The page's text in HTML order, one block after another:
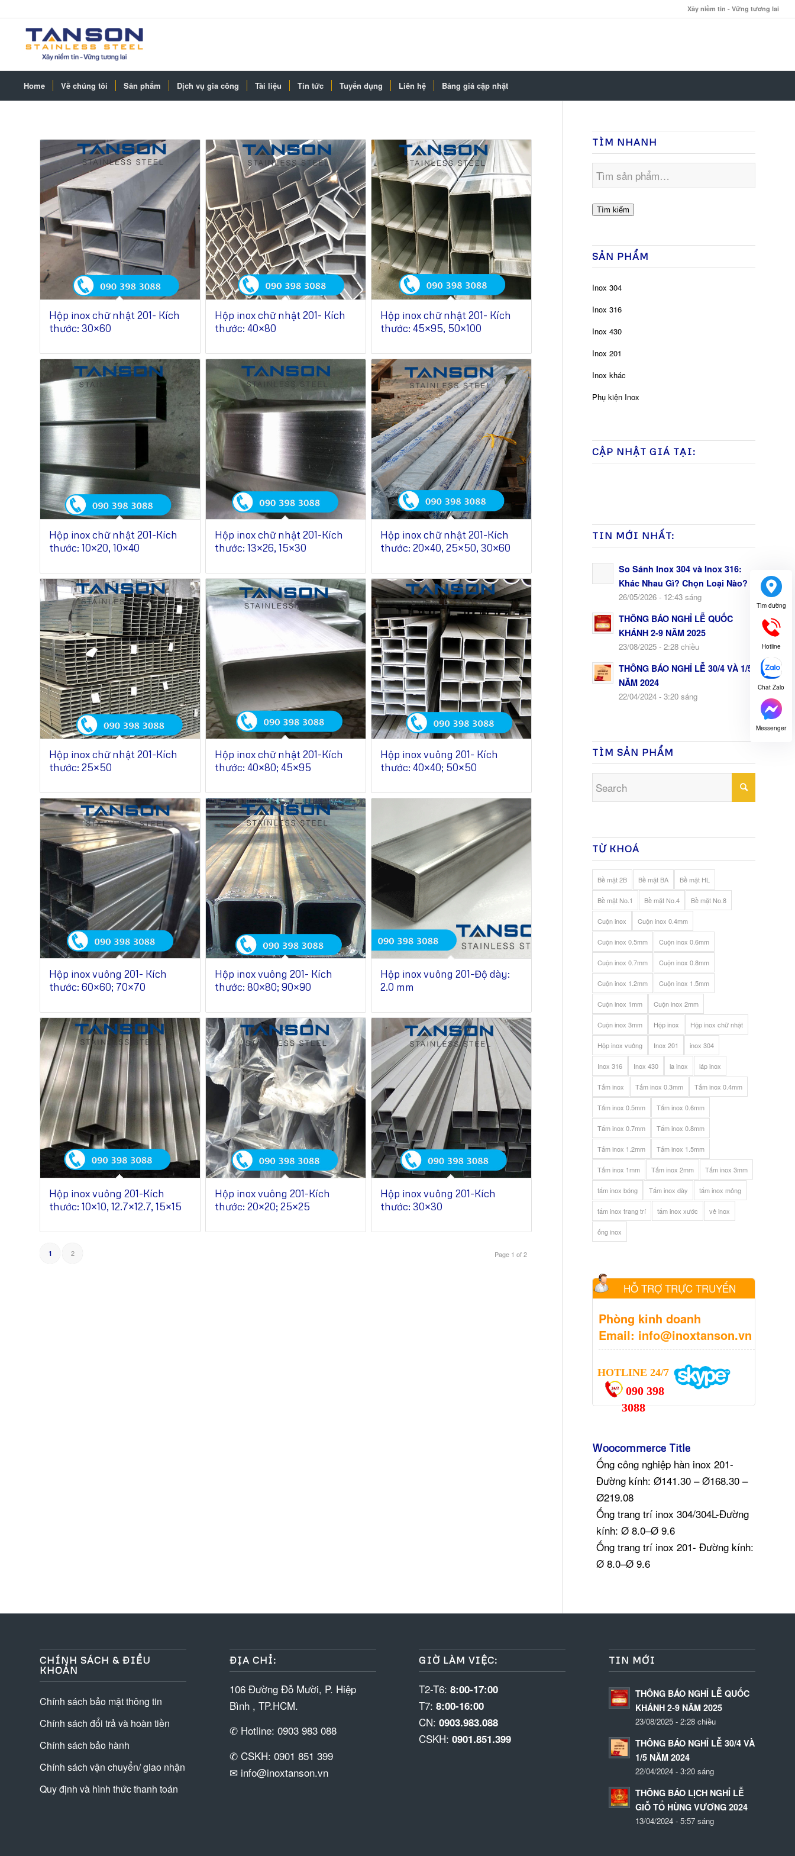
Xây niềm tin - Vững tương lai
Home Về chúng tôi Sản phẩm Dịch vụ gia công Tài liệu Tin tức Tuyển dụng Liên hệ Bảng giá cập nhật
Hộp inox chữ nhật 201- Kích
thước: 30×60
Hộp inox chữ nhật 201- Kích
thước: 40×80
Hộp inox chữ nhật 201- Kích
thước: 45×95, 50×100
Hộp inox chữ nhật 201-Kích
thước: 10×20, 10×40
Hộp inox chữ nhật 201-Kích
thước: 13×26, 15×30
Hộp inox chữ nhật 201-Kích
thước: 20×40, 25×50, 30×60
Hộp inox chữ nhật 201-Kích
thước: 25×50
Hộp inox chữ nhật 201-Kích
thước: 40×80; 45×95
Hộp inox vuông 201- Kích
thước: 40×40; 50×50
Hộp inox vuông 201- Kích
thước: 60×60; 70×70
Hộp inox vuông 201- Kích
thước: 80×80; 90×90
Hộp inox vuông 201-Độ dày:
2.0 mm
Hộp inox vuông 201-Kích
thước: 10×10, 12.7×12.7, 15×15
Hộp inox vuông 201-Kích
thước: 20×20; 25×25
Hộp inox vuông 201-Kích
thước: 30×30
Page 1 of 2
1 2
TÌM NHANH
Tìm kiếm
SẢN PHẨM
Inox 304
Inox 316
Inox 430
Inox 201
Inox khác
Phụ kiện Inox
CẬP NHẬT GIÁ TẠI:
TIN MỚI NHẤT:
So Sánh Inox 304 và Inox 316:
Khác Nhau Gì? Chọn Loại Nào?
26/05/2026 - 12:43 sáng
THÔNG BÁO NGHỈ LỄ QUỐC
KHÁNH 2-9 NĂM 2025
23/08/2025 - 2:28 chiều
THÔNG BÁO NGHỈ LỄ 30/4 VÀ 1/5
NĂM 2024
22/04/2024 - 3:20 sáng
TÌM SẢN PHẨM
TỪ KHOÁ
Bề mặt 2B Bề mặt BA Bề mặt HL
Bề mặt No.1 Bề mặt No.4 Bề mặt No.8
Cuộn inox Cuộn inox 0.4mm
Cuộn inox 0.5mm Cuộn inox 0.6mm
Cuộn inox 0.7mm Cuộn inox 0.8mm
Cuộn inox 1.2mm Cuộn inox 1.5mm
Cuộn inox 1mm Cuộn inox 2mm
Cuộn inox 3mm Hộp inox Hộp inox chữ nhật
Hộp inox vuông Inox 201 inox 304
Inox 316 Inox 430 la inox láp inox
Tấm inox Tấm inox 0.3mm Tấm inox 0.4mm
Tấm inox 0.5mm Tấm inox 0.6mm
Tấm inox 0.7mm Tấm inox 0.8mm
Tấm inox 1.2mm Tấm inox 1.5mm
Tấm inox 1mm Tấm inox 2mm Tấm inox 3mm
tấm inox bóng Tấm inox dày tấm inox mỏng
tấm inox trang trí tấm inox xước vê inox
ống inox
HỖ TRỢ TRỰC TRUYẾN
Phòng kinh doanh
Email: info@inoxtanson.vn
HOTLINE 24/7
090 398
3088
Woocommerce Title
Ống công nghiệp hàn inox 201-
Đường kính: Ø141.30 – Ø168.30 –
Ø219.08
Ống trang trí inox 304/304L-Đường
kính: Ø 8.0–Ø 9.6
Ống trang trí inox 201- Đường kính:
Ø 8.0–Ø 9.6
CHÍNH SÁCH & ĐIỀU
KHOẢN
Chính sách bảo mật thông tin
Chính sách đổi trả và hoàn tiền
Chính sách bảo hành
Chính sách vận chuyển/ giao nhận
Quy định và hình thức thanh toán
ĐỊA CHỈ:
106 Đường Đỗ Mười, P. Hiệp
Bình , TP.HCM.
✆ Hotline: 0903 983 088
✆ CSKH: 0901 851 399
✉ info@inoxtanson.vn
GIỜ LÀM VIỆC:
T2-T6:8:00-17:00
T7:8:00-16:00
CN:0903.983.088
CSKH:0901.851.399
TIN MỚI
THÔNG BÁO NGHỈ LỄ QUỐC
KHÁNH 2-9 NĂM 2025
23/08/2025 - 2:28 chiều
THÔNG BÁO NGHỈ LỄ 30/4 VÀ
1/5 NĂM 2024
22/04/2024 - 3:20 sáng
THÔNG BÁO LỊCH NGHỈ LỄ
GIỖ TỔ HÙNG VƯƠNG 2024
13/04/2024 - 5:57 sáng
Tìm đường
Hotline
Chat Zalo
Messenger